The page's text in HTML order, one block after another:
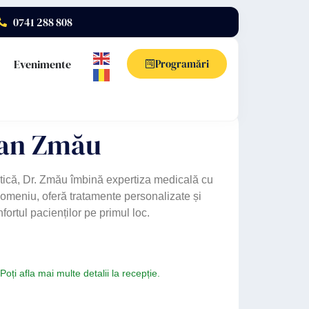
0741 288 808
Evenimente
Programări
Zmău
Dr. Zmău îmbină expertiza medicală cu
oferă tratamente personalizate și
pacienților pe primul loc.
afla mai multe detalii la recepție.